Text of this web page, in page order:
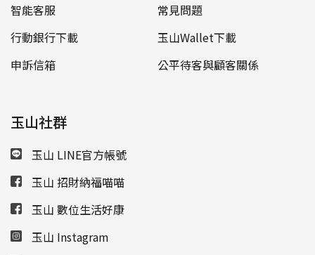
智能客服
常見問題
行動銀行下載
玉山Wallet下載
申訴信箱
公平待客與顧客關係
玉山社群
玉山 LINE官方帳號
玉山 招財納福喵喵
玉山 數位生活好康
玉山 Instagram